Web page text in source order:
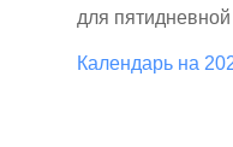
для
Календарь на